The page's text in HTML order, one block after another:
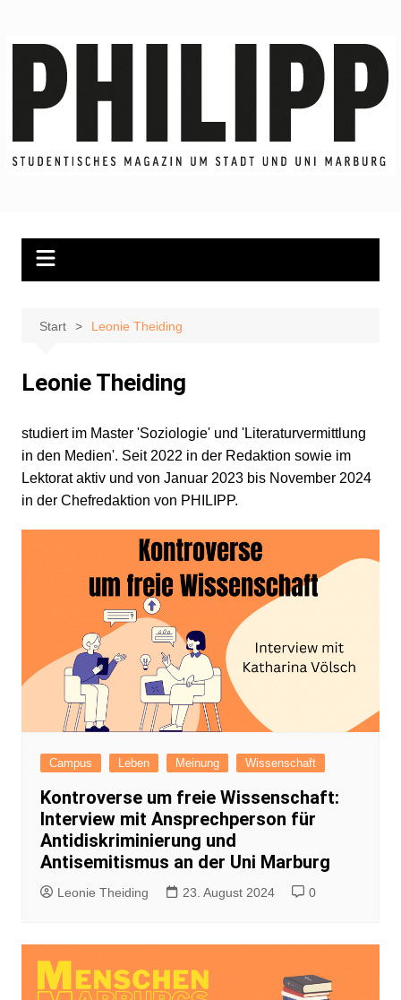
Start Leonie Theiding
Leonie Theiding
studiert im Master 'Soziologie' und 'Literaturvermittlung
in den Medien'. Seit 2022 in der Redaktion sowie im
Lektorat aktiv und von Januar 2023 bis November 2024
in der Chefredaktion von PHILIPP.
Campus Leben Meinung Wissenschaft
Kontroverse um freie Wissenschaft:
Interview mit Ansprechperson für
Antidiskriminierung und
Antisemitismus an der Uni Marburg
Leonie Theiding 23. August 2024 0